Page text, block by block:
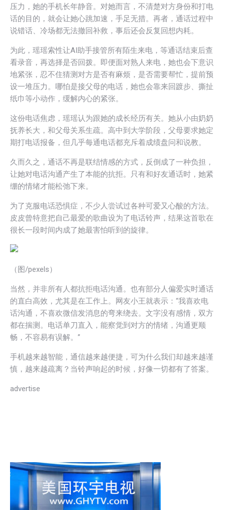
压力，她的手机长年静音。对她而言，不清楚对方身份和打电
话的目的，就会让她心跳加速，手足无措。再者，通话过程中
说错话、冷场都无法撤回补救，事后还会反复回想内耗。
为此，瑶瑶索性让AI助手接管所有陌生来电，等通话结束后查
看录音，再选择是否回拨。即便面对熟人来电，她也会下意识
地紧张，忍不住猜测对方是否有麻烦，是否需要帮忙，提前预
设一堆压力。哪怕是接父母的电话，她也会靠来回踱步、撕扯
纸巾等小动作，缓解内心的紧张。
这份电话焦虑，瑶瑶认为跟她的成长经历有关。她从小由奶奶
抚养长大，和父母关系生疏。高中到大学阶段，父母要求她定
期打电话报备，但几乎每通电话都充斥着成绩盘问和说教。
久而久之，通话不再是联结情感的方式，反倒成了一种负担，
让她对电话沟通产生了本能的抗拒。只有和好友通话时，她紧
绷的情绪才能松弛下来。
为了克服电话恐惧症，不少人尝试过各种可爱又心酸的方法。
皮皮曾特意把自己最爱的歌曲设为了电话铃声，结果这首歌在
很长一段时间内成了她最害怕听到的旋律。
（图/pexels）
当然，并非所有人都抗拒电话沟通。也有部分人偏爱实时通话
的直白高效，尤其是在工作上。网友小王就表示：“我喜欢电
话沟通，不喜欢微信发消息的弯来绕去。文字没有感情，双方
都在揣测。电话单刀直入，能察觉到对方的情绪，沟通更顺
畅，不容易有误解。”
手机越来越智能，通信越来越便捷，可为什么我们却越来越谨
慎，越来越疏离？当铃声响起的时候，好像一切都有了答案。
advertise